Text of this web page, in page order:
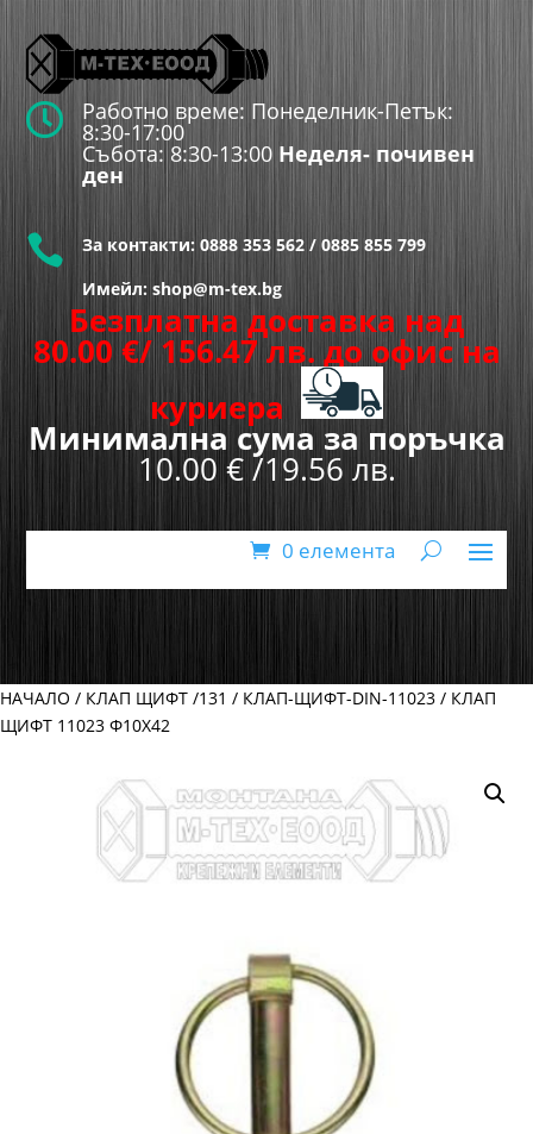
 Работно време: Понеделник-Петък:
8:30-17:00
Събота: 8:30-13:00 Неделя- почивен
ден
 За контакти: 0888 353 562 / 0885 855 799
Имейл: shop@m-tex.bg
Безплатна доставка над
80.00 €/ 156.47 лв. до офис на
куриера
Минимална сума за поръчка
10.00 € /19.56 лв.
0 елемента
НАЧАЛО / КЛАП ЩИФТ /131 / КЛАП-ЩИФТ-DIN-11023 / КЛАП
ЩИФТ 11023 Ф10Х42